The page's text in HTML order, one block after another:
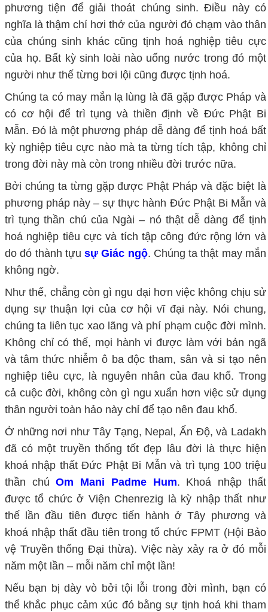
phương tiện để giải thoát chúng sinh. Điều này có
nghĩa là thậm chí hơi thở của người đó chạm vào thân
của chúng sinh khác cũng tịnh hoá nghiệp tiêu cực
của họ. Bất kỳ sinh loài nào uống nước trong đó một
người như thế từng bơi lội cũng được tịnh hoá.
Chúng ta có may mắn lạ lùng là đã gặp được Pháp và
có cơ hội để trì tụng và thiền định về Đức Phật Bi
Mẫn. Đó là một phương pháp dễ dàng để tịnh hoá bất
kỳ nghiệp tiêu cực nào mà ta từng tích tập, không chỉ
trong đời này mà còn trong nhiều đời trước nữa.
Bởi chúng ta từng gặp được Phật Pháp và đặc biệt là
phương pháp này – sự thực hành Đức Phật Bi Mẫn và
trì tụng thần chú của Ngài – nó thật dễ dàng để tịnh
hoá nghiệp tiêu cực và tích tập công đức rộng lớn và
do đó thành tựusự Giác ngộ. Chúng ta thật may mắn
không ngờ.
Như thế, chẳng còn gì ngu dại hơn việc không chịu sử
dụng sự thuận lợi của cơ hội vĩ đại này. Nói chung,
chúng ta liên tục xao lãng và phí phạm cuộc đời mình.
Không chỉ có thế, mọi hành vi được làm với bản ngã
và tâm thức nhiễm ô ba độc tham, sân và si tạo nên
nghiệp tiêu cực, là nguyên nhân của đau khổ. Trong
cả cuộc đời, không còn gì ngu xuẩn hơn việc sử dụng
thân người toàn hảo này chỉ để tạo nên đau khổ.
Ở những nơi như Tây Tạng, Nepal, Ấn Độ, và Ladakh
đã có một truyền thống tốt đẹp lâu đời là thực hiện
khoá nhập thất Đức Phật Bi Mẫn và trì tụng 100 triệu
thần chúOm Mani Padme Hum. Khoá nhập thất
được tổ chức ở Viện Chenrezig là kỳ nhập thất như
thế lần đầu tiên được tiến hành ở Tây phương và
khoá nhập thất đầu tiên trong tổ chức FPMT (Hội Bảo
vệ Truyền thống Đại thừa). Việc này xảy ra ở đó mỗi
năm một lần – mỗi năm chỉ một lần!
Nếu bạn bị dày vò bởi tội lỗi trong đời mình, bạn có
thể khắc phục cảm xúc đó bằng sự tịnh hoá khi tham